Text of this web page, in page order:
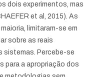
dois experimentos, mas
et al, 2015). As
limitaram-se em
sobre as reais
sistemas. Percebe-se
para a apropriação dos